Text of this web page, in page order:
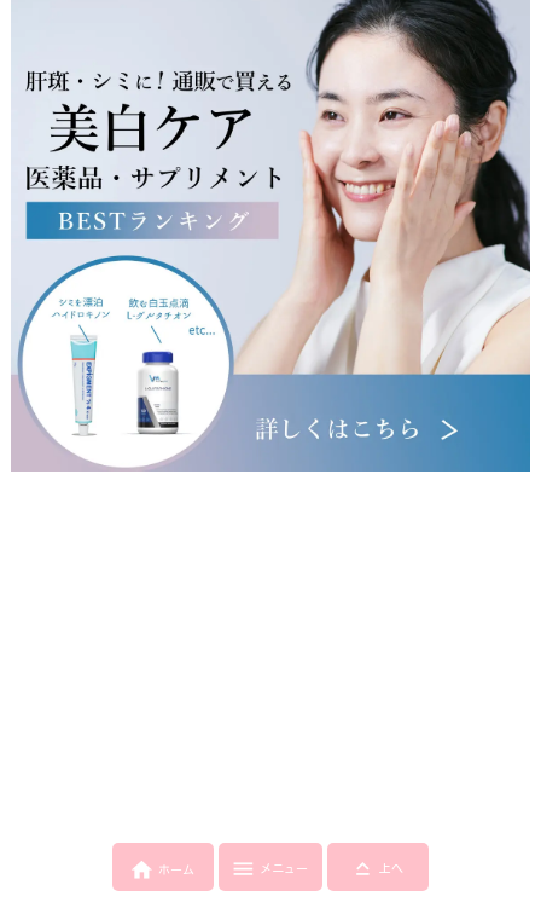
 ホーム  メニュー  上へ